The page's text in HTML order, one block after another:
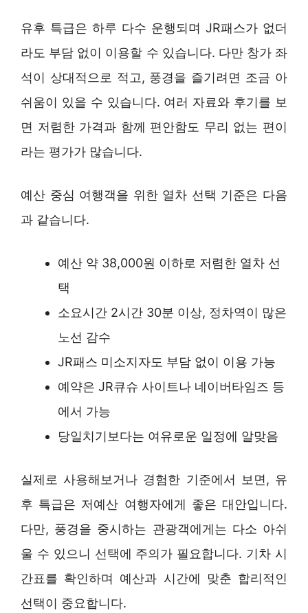
유후 특급은 하루 다수 운행되며 JR패스가 없더
라도 부담 없이 이용할 수 있습니다. 다만 창가 좌
석이 상대적으로 적고, 풍경을 즐기려면 조금 아
쉬움이 있을 수 있습니다. 여러 자료와 후기를 보
면 저렴한 가격과 함께 편안함도 무리 없는 편이
라는 평가가 많습니다.
예산 중심 여행객을 위한 열차 선택 기준은 다음
과 같습니다.
예산 약 38,000원 이하로 저렴한 열차 선
택
소요시간 2시간 30분 이상, 정차역이 많은
노선 감수
JR패스 미소지자도 부담 없이 이용 가능
예약은 JR큐슈 사이트나 네이버타임즈 등
에서 가능
당일치기보다는 여유로운 일정에 알맞음
실제로 사용해보거나 경험한 기준에서 보면, 유
후 특급은 저예산 여행자에게 좋은 대안입니다.
다만, 풍경을 중시하는 관광객에게는 다소 아쉬
울 수 있으니 선택에 주의가 필요합니다. 기차 시
간표를 확인하며 예산과 시간에 맞춘 합리적인
선택이 중요합니다.